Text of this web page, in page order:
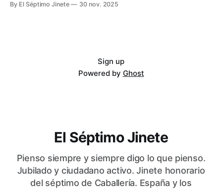
By El Séptimo Jinete 30 nov. 2025
Sign up
Powered by Ghost
El Séptimo Jinete
Pienso siempre y siempre digo lo que pienso.
Jubilado y ciudadano activo. Jinete honorario
del séptimo de Caballería. España y los